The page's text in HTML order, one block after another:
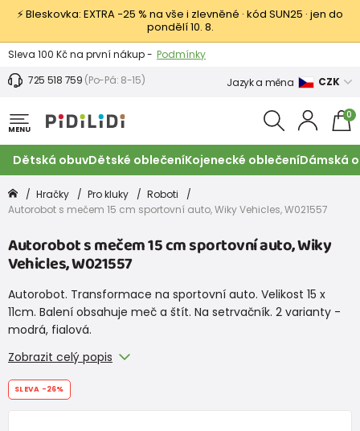
⚡ Bleskovka: EXTRA −25 % na vše i zlevněné · kód SUN25 · jen do
pondělí 10. 8.
Zobrazit
Sleva 100 Kč na první nákup - Podmínky
725 518 759 (Po-Pá: 8-15) Jazyk a měna CZK
MENU
0
Dětská obuvDětské oblečeníKojenecké oblečeníDámská
Hračky Pro kluky
Roboti
Autorobot s mečem 15 cm sportovní auto, Wiky Vehicles, W021557
Autorobot s mečem 15 cm sportovní auto, Wiky
Vehicles, W021557
Autorobot. Transformace na sportovní auto. Velikost 15 x
11cm. Balení obsahuje meč a štít. Na setrvačník. 2 varianty -
modrá, fialová.
Zobrazit celý popis
SLEVA -26%